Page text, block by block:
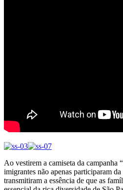
Ao vestirem a camiseta da
imigrantes não apenas participaram
transmitiram a essência de que as